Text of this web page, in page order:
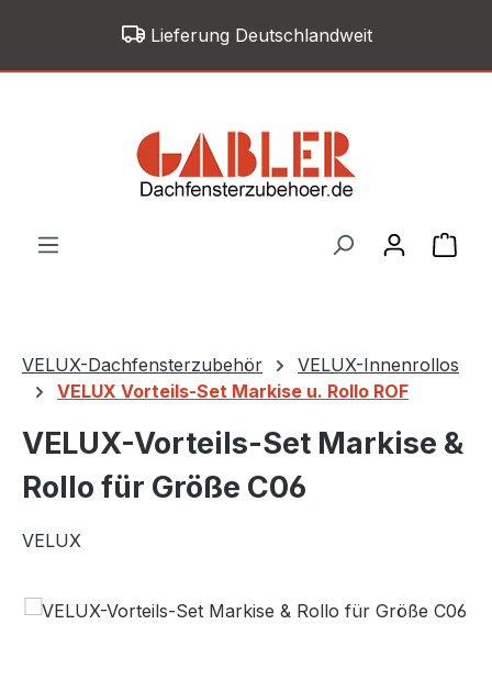
Zum Hauptinhalt springenLieferung Deutschlandweit
VELUX-Dachfensterzubehör
VELUX-Innenrollos
VELUX Vorteils-Set Markise u. Rollo ROF
VELUX-Vorteils-Set Markise &
Rollo für Größe C06
VELUX
Bildergalerie überspringen